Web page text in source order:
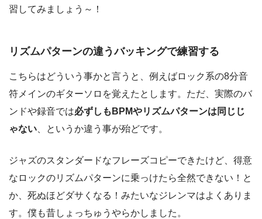
習してみましょう～！
リズムパターンの違うバッキングで練習する
こちらはどういう事かと言うと、例えばロック系の8分音
符メインのギターソロを覚えたとします。ただ、実際のバ
ンドや録音では必ずしもBPMやリズムパターンは同じじ
ゃない 、というか違う事が殆どです。
ジャズのスタンダードなフレーズコピーできたけど、得意
なロックのリズムパターンに乗っけたら全然できない！と
か、死ぬほどダサくなる！みたいなジレンマはよくありま
す。僕も昔しょっちゅうやらかしました。